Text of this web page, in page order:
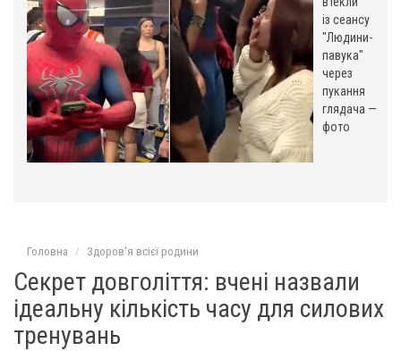
із сеансу
"Людини-
павука"
через
пукання
глядача —
фото
Головна Здоров'я всієї родини
Секрет довголіття: вчені назвали
ідеальну кількість часу для силових
тренувань